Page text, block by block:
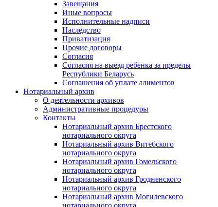
Завещания
Иные вопросы
Исполнительные надписи
Наследство
Приватизация
Прочие договоры
Согласия
Согласия на выезд ребенка за пределы
Республики Беларусь
Соглашения об уплате алиментов
Нотариальный архив
О деятельности архивов
Административные процедуры
Контакты
Нотариальный архив Брестского
нотариального округа
Нотариальный архив Витебского
нотариального округа
Нотариальный архив Гомельского
нотариального округа
Нотариальный архив Гродненского
нотариального округа
Нотариальный архив Могилевского
нотариального округа